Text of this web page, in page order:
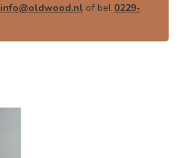
info@oldwood.nl of bel 0229-